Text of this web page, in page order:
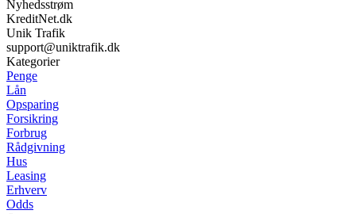
Nyhedsstrøm
KreditNet.dk
Unik Trafik
support@uniktrafik.dk
Kategorier
Penge
Lån
Opsparing
Forsikring
Forbrug
Rådgivning
Hus
Leasing
Erhverv
Odds